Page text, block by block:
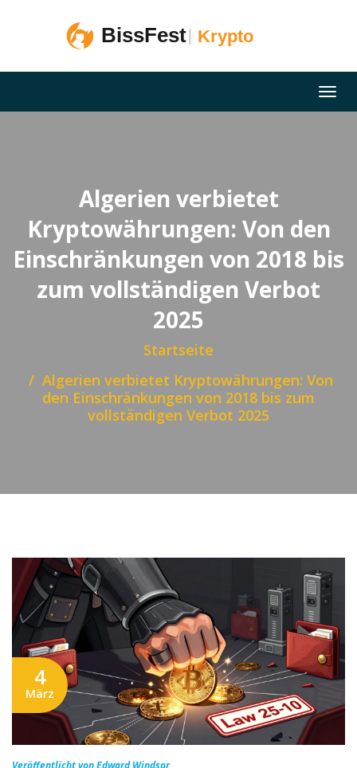
Algerien verbietet
Kryptowährungen: Von den
Einschränkungen von 2018 bis
zum vollständigen Verbot
2025
Startseite
Algerien verbietet Kryptowährungen: Von
den Einschränkungen von 2018 bis zum
vollständigen Verbot 2025
4
März